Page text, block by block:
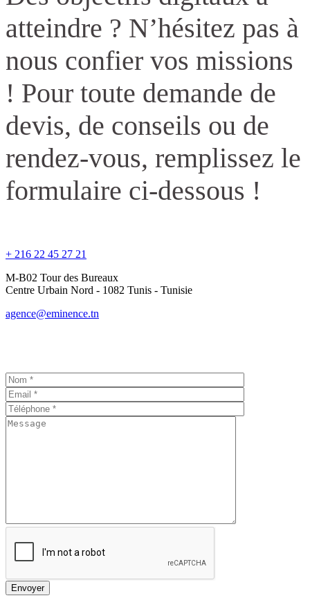
atteindre ? N’hésitez pas à
nous confier vos missions
! Pour toute demande de
devis, de conseils ou de
rendez-vous, remplissez le
formulaire ci-dessous !
+ 216 22 45 27 21
M-B02 Tour des Bureaux
Centre Urbain Nord - 1082 Tunis - Tunisie
agence@eminence.tn